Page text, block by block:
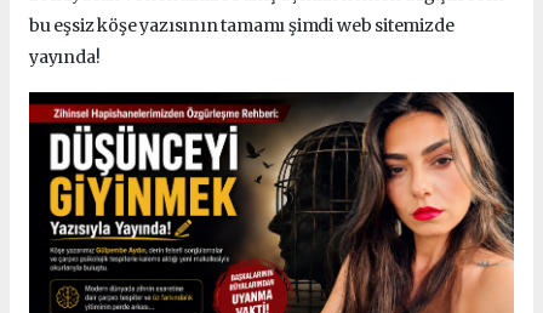
bu eşsiz köşe yazısının tamamı şimdi web sitemizde
yayında!